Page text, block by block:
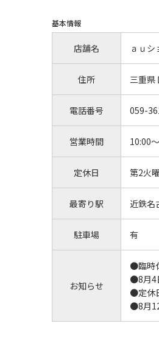
基本情報
店舗名 ａｕ
住所 三重県
電話番号 059-
営業時間 10:00
定休日 第2火
最寄り駅 近鉄
駐車場 有
お知らせ
●臨時
●8月
●定休
●8月